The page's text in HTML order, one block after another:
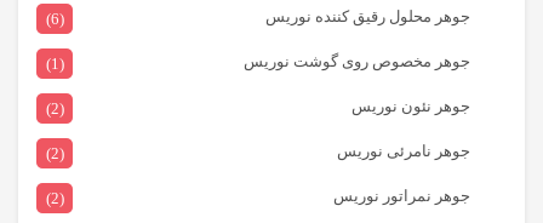
جوهر محلول رقیق کننده نوریس (6)
جوهر مخصوص روی گوشت نوریس (1)
جوهر نئون نوریس (2)
جوهر نامرئی نوریس (2)
جوهر نمراتور نوریس (2)